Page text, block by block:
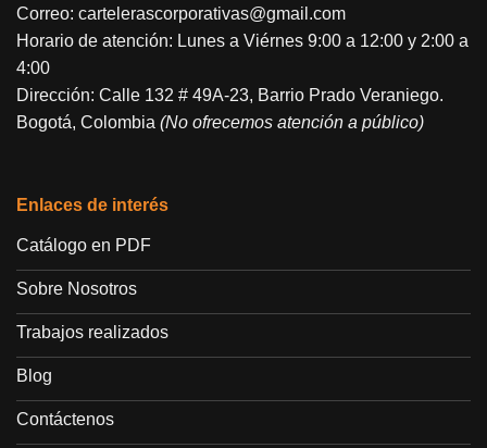
Correo: cartelerascorporativas@gmail.com
Horario de atención: Lunes a Viérnes 9:00 a 12:00 y 2:00 a
4:00
Dirección: Calle 132 # 49A-23, Barrio Prado Veraniego.
Bogotá, Colombia (No ofrecemos atención a público)
Enlaces de interés
Catálogo en PDF
Sobre Nosotros
Trabajos realizados
Blog
Contáctenos